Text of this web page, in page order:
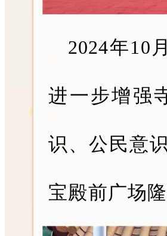
2024年10
进一步增强
识、公民意
宝殿前广场